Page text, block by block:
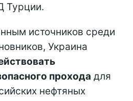
Турции.
источников среди
Украина
прохода для
нефтяных